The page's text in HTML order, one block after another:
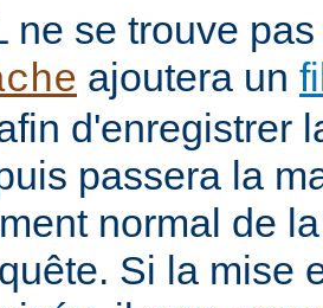
ne se trouve
ajoutera un
d'enregistrer
passera la
normal de
Si la mise